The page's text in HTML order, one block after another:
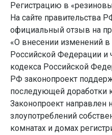
Регистрацию в
На сайте правительства
официальный отзыв на
«О внесении изменений
Российской Федерации и
кодекса Российской
РФ законопроект
последующей доработки
Законопроект направлен
злоупотреблений
комнатах и домах